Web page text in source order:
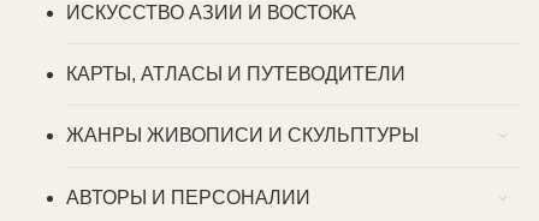
ИСКУССТВО АЗИИ И ВОСТОКА
КАРТЫ, АТЛАСЫ И ПУТЕВОДИТЕЛИ
ЖАНРЫ ЖИВОПИСИ И СКУЛЬПТУРЫ
АВТОРЫ И ПЕРСОНАЛИИ